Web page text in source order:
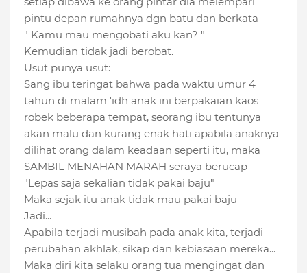
pintu depan rumahnya dgn batu dan berkata
" Kamu mau mengobati aku kan? "
Kemudian tidak jadi berobat.
Usut punya usut:
Sang ibu teringat bahwa pada waktu umur 4
tahun di malam 'idh anak ini berpakaian kaos
robek beberapa tempat, seorang ibu tentunya
akan malu dan kurang enak hati apabila anaknya
dilihat orang dalam keadaan seperti itu, maka
SAMBIL MENAHAN MARAH seraya berucap
"Lepas saja sekalian tidak pakai baju"
Maka sejak itu anak tidak mau pakai baju
Jadi...
Apabila terjadi musibah pada anak kita, terjadi
perubahan akhlak, sikap dan kebiasaan mereka...
Maka diri kita selaku orang tua mengingat dan